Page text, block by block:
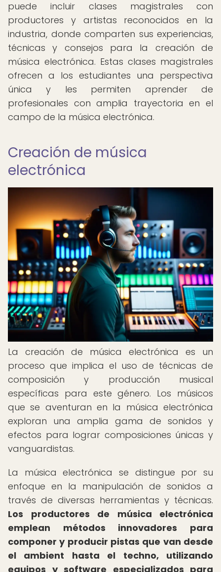
puede incluir clases magistrales con
productores y artistas reconocidos en la
industria, donde comparten sus experiencias,
técnicas y consejos para la creación de
música electrónica. Estas clases magistrales
ofrecen a los estudiantes una perspectiva
única y les permiten aprender de
profesionales con amplia trayectoria en el
campo de la música electrónica.
Creación de música
electrónica
La creación de música electrónica es un
proceso que implica el uso de técnicas de
composición y producción musical
específicas para este género. Los músicos
que se aventuran en la música electrónica
exploran una amplia gama de sonidos y
efectos para lograr composiciones únicas y
vanguardistas.
La música electrónica se distingue por su
enfoque en la manipulación de sonidos a
través de diversas herramientas y técnicas.
Los productores de música electrónica
emplean métodos innovadores para
componer y producir pistas que van desde
el ambient hasta el techno, utilizando
equipos y software especializados para